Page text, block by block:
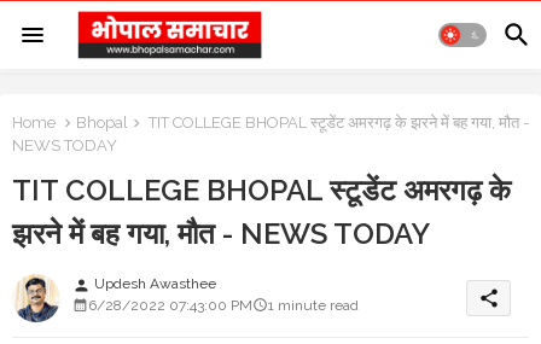
Home Bhopal
TIT COLLEGE BHOPAL स्टूडेंट अमरगढ़ के झरने में बह गया, मौत -
NEWS TODAY
TIT COLLEGE BHOPAL स्टूडेंट अमरगढ़ के
झरने में बह गया, मौत - NEWS TODAY
person Updesh Awasthee
6/28/2022 07:43:00 PM
1 minute read share